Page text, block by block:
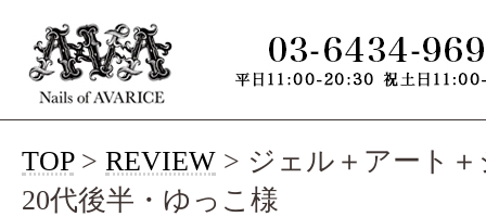
TOP> REVIEW > ジェル＋アート
20代後半・ゆっこ様